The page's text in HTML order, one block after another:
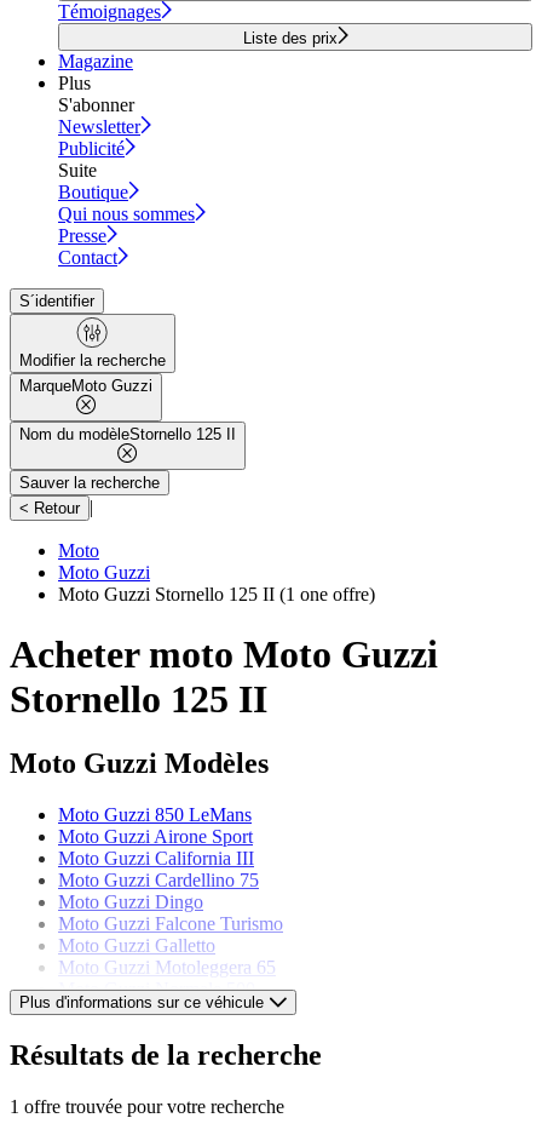
Témoignages
Liste des prix
Magazine
Plus
S'abonner
Newsletter
Publicité
Suite
Boutique
Qui nous sommes
Presse
Contact
S´identifier
Modifier la recherche
MarqueMoto Guzzi
Nom du modèleStornello 125 II
Sauver la recherche
< Retour |
Moto
Moto Guzzi
Moto Guzzi Stornello 125 II (1 one offre)
Acheter moto Moto Guzzi
Stornello 125 II
Moto Guzzi Modèles
Moto Guzzi 850 LeMans
Moto Guzzi Airone Sport
Moto Guzzi California III
Moto Guzzi Cardellino 75
Moto Guzzi Dingo
Moto Guzzi Falcone Turismo
Moto Guzzi Galletto
Moto Guzzi Motoleggera 65
Moto Guzzi Normale 500
Moto Guzzi Nuovo Falcone
Moto Guzzi V 65 Lario
Plus d'informations sur ce véhicule
Résultats de la recherche
1 offre trouvée pour votre recherche